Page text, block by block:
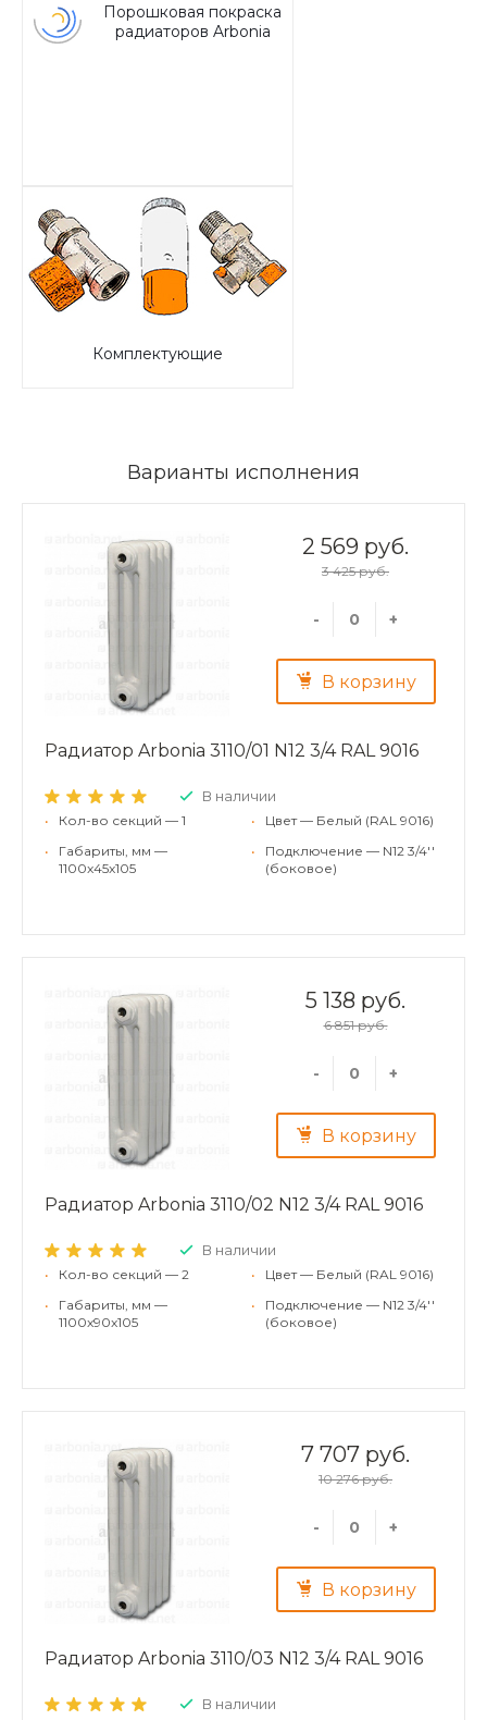
Порошковая покраска
радиаторов Arbonia
Комплектующие
Варианты исполнения
2 569 руб.
3 425 руб.
- +
В корзину
Радиатор Arbonia 3110/01 N12 3/4 RAL 9016
В наличии
•
Кол-во секций — 1
•
Габариты, мм —
1100x45x105
•
Цвет — Белый (RAL 9016)
•
Подключение — N12 3/4''
(боковое)
5 138 руб.
6 851 руб.
- +
В корзину
Радиатор Arbonia 3110/02 N12 3/4 RAL 9016
В наличии
•
Кол-во секций — 2
•
Габариты, мм —
1100x90x105
•
Цвет — Белый (RAL 9016)
•
Подключение — N12 3/4''
(боковое)
7 707 руб.
10 276 руб.
- +
В корзину
Радиатор Arbonia 3110/03 N12 3/4 RAL 9016
В наличии